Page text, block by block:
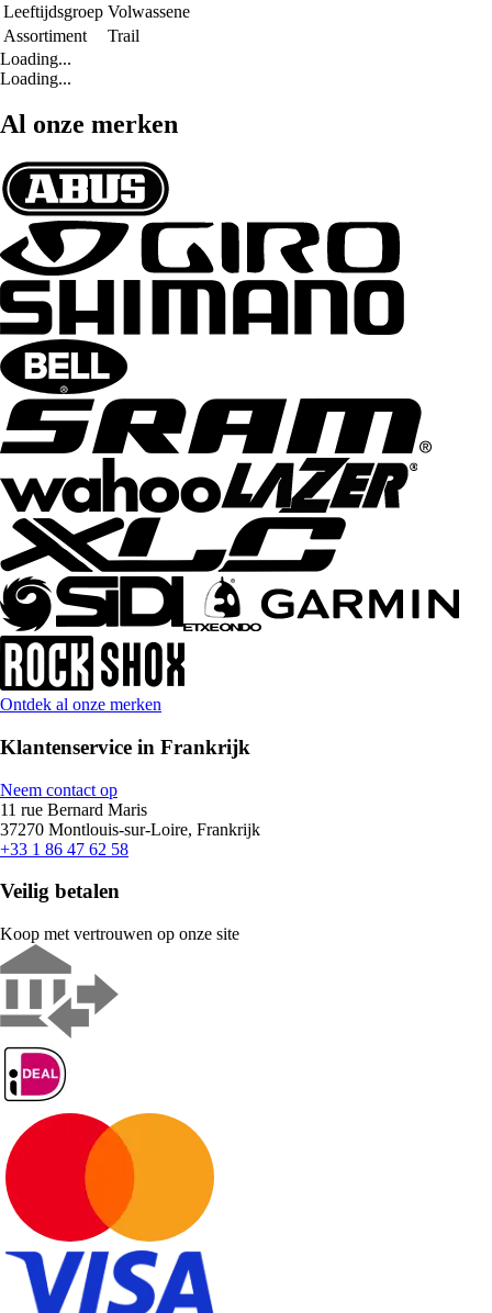
Leeftijdsgroep Volwassene
Assortiment
Trail
Loading...
Loading...
Al onze merken
Ontdek al onze merken
Klantenservice in Frankrijk
Neem contact op
11 rue Bernard Maris
37270 Montlouis-sur-Loire, Frankrijk
+33 1 86 47 62 58
Veilig betalen
Koop met vertrouwen op onze site